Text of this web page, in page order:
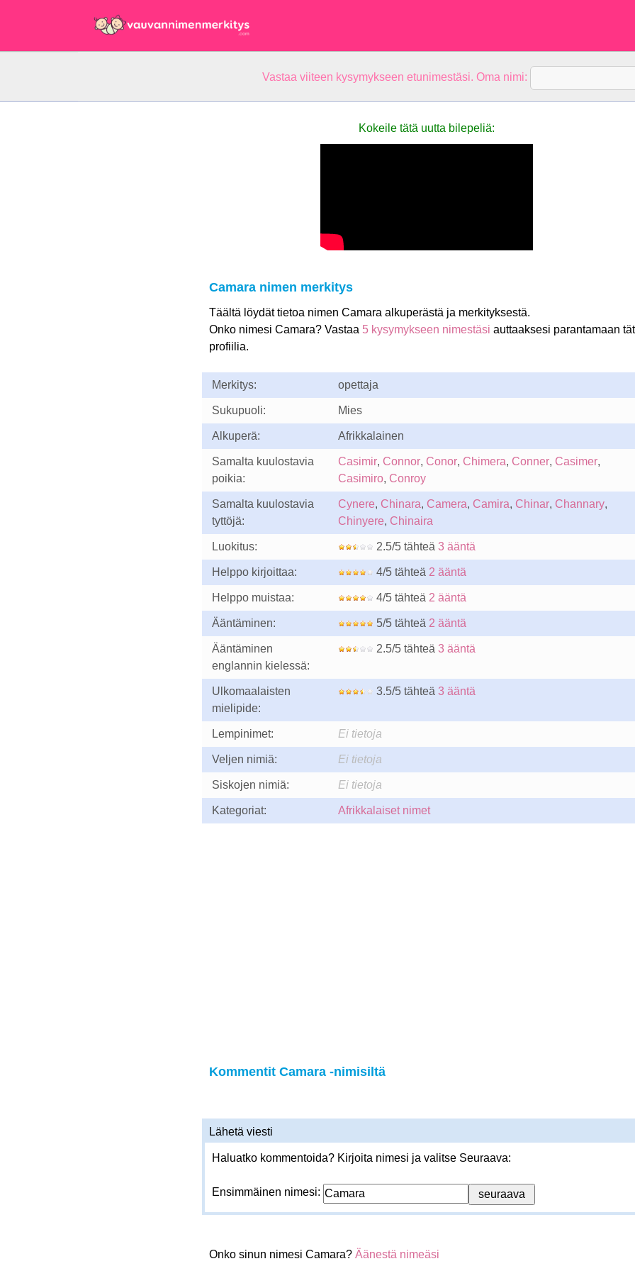
Vastaa viiteen kysymykseen etunimestäsi. Oma nimi:
Kokeile tätä uutta bilepeliä:
Camara nimen merkitys
Täältä löydät tietoa nimen Camara alkuperästä ja merkityksestä.
Onko nimesi Camara? Vastaa 5 kysymykseen nimestäsi auttaaksesi parantamaan
profiilia.
Merkitys: opettaja
Sukupuoli: Mies
Alkuperä: Afrikkalainen
Samalta kuulostavia
poikia:
Casimir, Connor, Conor, Chimera, Conner, Casimer,
Casimiro, Conroy
Samalta kuulostavia
tyttöjä:
Cynere, Chinara, Camera, Camira, Chinar, Channary,
Chinyere, Chinaira
Luokitus: 2.5/5 tähteä 3 ääntä
Helppo kirjoittaa: 4/5 tähteä 2 ääntä
Helppo muistaa: 4/5 tähteä 2 ääntä
Ääntäminen: 5/5 tähteä 2 ääntä
Ääntäminen
englannin kielessä:
2.5/5 tähteä 3 ääntä
Ulkomaalaisten
mielipide:
3.5/5 tähteä 3 ääntä
Lempinimet: Ei tietoja
Veljen nimiä: Ei tietoja
Siskojen nimiä: Ei tietoja
Kategoriat: Afrikkalaiset nimet
Kommentit Camara -nimisiltä
Lähetä viesti
Haluatko kommentoida? Kirjoita nimesi ja valitse Seuraava:
Ensimmäinen nimesi:
Onko sinun nimesi Camara? Äänestä nimeäsi